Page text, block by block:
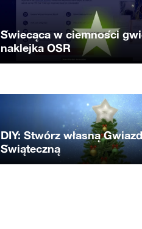
Świecąca w ciemności
naklejka OSR
DIY: Stwórz własną
Świąteczną